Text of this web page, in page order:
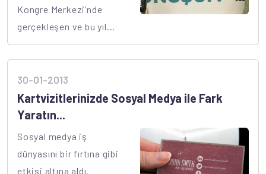
Kongre Merkezi’nde
gerçekleşen ve bu yıl...
30-01-2013
Kartvizitlerinizde Sosyal Medya ile Fark
Yaratın...
Sosyal medya iş
dünyasını bir fırtına gibi
etkisi altına aldı.